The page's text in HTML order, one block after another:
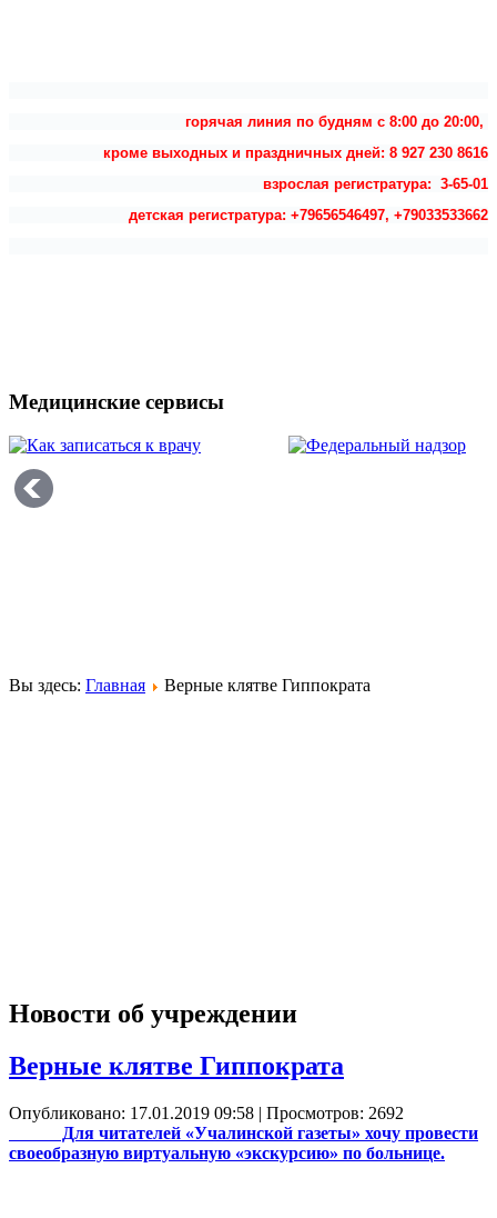
горячая линия по будням с 8:00 до 20:00,
кроме выходных и праздничных дней: 8 927 230 8616
взрослая регистратура: 3-65-01
детская регистратура: +79656546497, +79033533662
Медицинские сервисы
Вы здесь: Главная Верные клятве Гиппократа
Новости об учреждении
Верные клятве Гиппократа
Опубликовано: 17.01.2019 09:58 | Просмотров: 2692
Для читателей «Учалинской газеты» хочу провести
своеобразную виртуальную «экскурсию» по больнице.